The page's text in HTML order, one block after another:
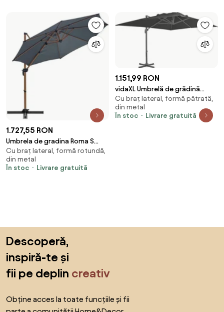
1.727,55 RON
Umbrela de gradina Roma S
antracit
Cu braț lateral, formă rotundă,
din metal
În stoc
Livrare gratuită
1.151,99 RON
vidaXL Umbrelă de grădină
cantilever cu stâlp din aluminiu
4x3 m negru
Cu braț lateral, formă pătrată,
din metal
În stoc
Livrare gratuită
Descoperă,
inspiră-te și
fii pe deplin creativ
Obține acces la toate funcțiile și fii